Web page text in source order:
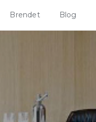
Brendet Blog